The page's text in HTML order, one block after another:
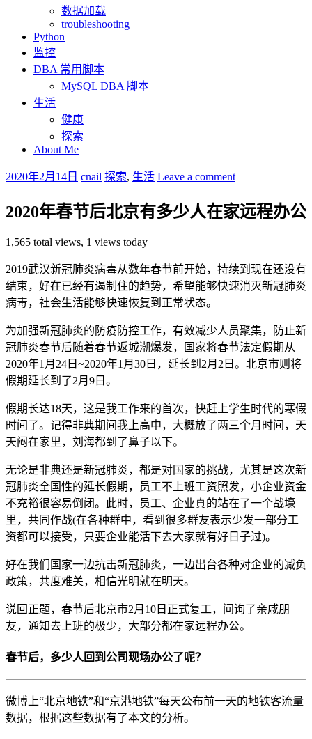
数据加载
troubleshooting
Python
监控
DBA 常用脚本
MySQL DBA 脚本
生活
健康
探索
About Me
2020年2月14日 cnail 探索, 生活 Leave a comment
2020年春节后北京有多少人在家远程办公
1,565 total views, 1 views today
2019武汉新冠肺炎病毒从数年春节前开始，持续到现在还没有
结束，好在已经有遏制住的趋势，希望能够快速消灭新冠肺炎
病毒，社会生活能够快速恢复到正常状态。
为加强新冠肺炎的防疫防控工作，有效减少人员聚集，防止新
冠肺炎春节后随着春节返城潮爆发，国家将春节法定假期从
2020年1月24日~2020年1月30日，延长到2月2日。北京市则将
假期延长到了2月9日。
假期长达18天，这是我工作来的首次，快赶上学生时代的寒假
时间了。记得非典期间我上高中，大概放了两三个月时间，天
天闷在家里，刘海都到了鼻子以下。
无论是非典还是新冠肺炎，都是对国家的挑战，尤其是这次新
冠肺炎全国性的延长假期，员工不上班工资照发，小企业资金
不充裕很容易倒闭。此时，员工、企业真的站在了一个战壕
里，共同作战(在各种群中，看到很多群友表示少发一部分工
资都可以接受，只要企业能活下去大家就有好日子过)。
好在我们国家一边抗击新冠肺炎，一边出台各种对企业的减负
政策，共度难关，相信光明就在明天。
说回正题，春节后北京市2月10日正式复工，问询了亲戚朋
友，通知去上班的极少，大部分都在家远程办公。
春节后，多少人回到公司现场办公了呢？
微博上“北京地铁”和“京港地铁”每天公布前一天的地铁客流量
数据，根据这些数据有了本文的分析。